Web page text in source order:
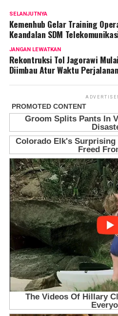
SELANJUTNYA
Kemenhub Gelar Training
Keandalan SDM
JANGAN LEWATKAN
Rekontruksi Tol Jagorawi
Diimbau Atur Waktu Perjalanan